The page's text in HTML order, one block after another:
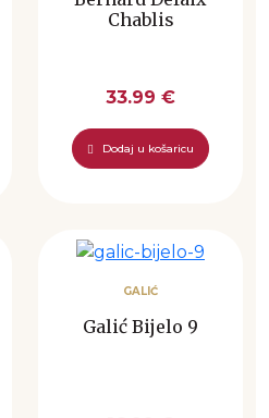
Chablis
33.99 €
Dodaj u košaricu
GALIĆ
Galić Bijelo 9